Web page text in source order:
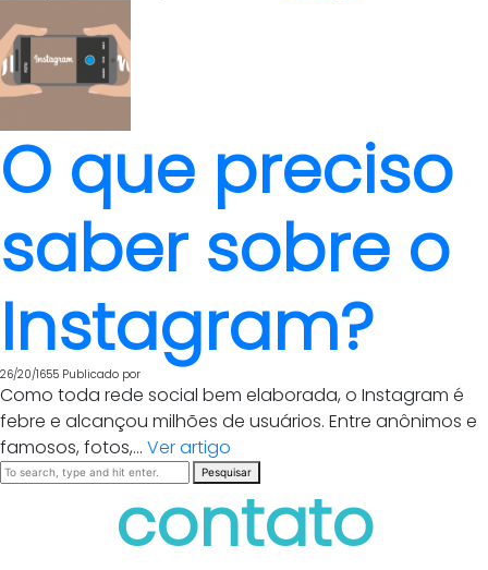
O que preciso
saber sobre o
Instagram?
26/20/1655 Publicado por
Como toda rede social bem elaborada, o Instagram é
febre e alcançou milhões de usuários. Entre anônimos e
famosos, fotos,... Ver artigo
Pesquisar
contato